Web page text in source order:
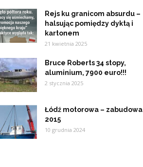
Rejs ku granicom absurdu –
halsując pomiędzy dyktą i
kartonem
21 kwietnia 2025
Bruce Roberts 34 stopy,
aluminium, 7900 euro!!!
2 stycznia 2025
Łódź motorowa – zabudowa
2015
10 grudnia 2024